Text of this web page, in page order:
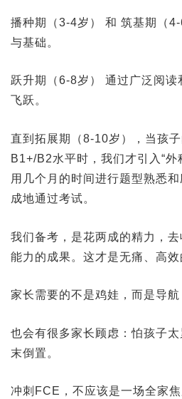
播种期（3-4岁） 和 筑基期（
与基础。
跃升期（6-8岁） 通过广泛阅读
飞跃。
直到拓展期（8-10岁），当孩
B1+/B2水平时，我们才引入“外
用几个月的时间进行题型熟悉
成地通过考试。
我们备考，是花两成的精力，
能力的成果。这才是无痛、高效
家长需要的不是鸡娃，而是导航
也会有很多家长顾虑：怕孩子
末倒置。
冲刺FCE，不应该是一场全家